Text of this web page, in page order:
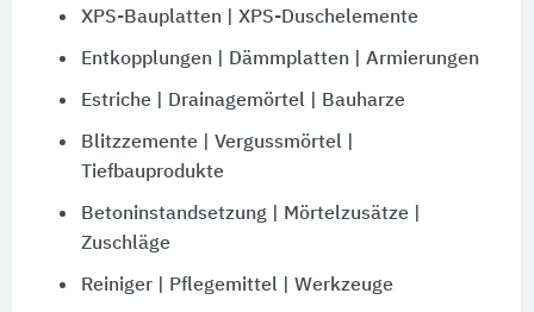
XPS-Bauplatten | XPS-Duschelemente
Entkopplungen | Dämmplatten | Armierungen
Estriche | Drainagemörtel | Bauharze
Blitzzemente | Vergussmörtel |
Tiefbauprodukte
Betoninstandsetzung | Mörtelzusätze |
Zuschläge
Reiniger | Pflegemittel | Werkzeuge